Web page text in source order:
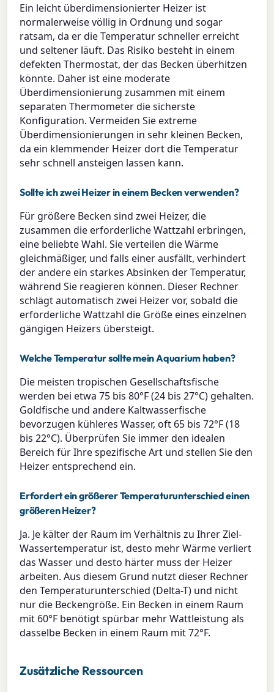
Ein leicht überdimensionierter Heizer ist
normalerweise völlig in Ordnung und sogar
ratsam, da er die Temperatur schneller erreicht
und seltener läuft. Das Risiko besteht in einem
defekten Thermostat, der das Becken überhitzen
könnte. Daher ist eine moderate
Überdimensionierung zusammen mit einem
separaten Thermometer die sicherste
Konfiguration. Vermeiden Sie extreme
Überdimensionierungen in sehr kleinen Becken,
da ein klemmender Heizer dort die Temperatur
sehr schnell ansteigen lassen kann.
Sollte ich zwei Heizer in einem Becken verwenden?
Für größere Becken sind zwei Heizer, die
zusammen die erforderliche Wattzahl erbringen,
eine beliebte Wahl. Sie verteilen die Wärme
gleichmäßiger, und falls einer ausfällt, verhindert
der andere ein starkes Absinken der Temperatur,
während Sie reagieren können. Dieser Rechner
schlägt automatisch zwei Heizer vor, sobald die
erforderliche Wattzahl die Größe eines einzelnen
gängigen Heizers übersteigt.
Welche Temperatur sollte mein Aquarium haben?
Die meisten tropischen Gesellschaftsfische
werden bei etwa 75 bis 80°F (24 bis 27°C) gehalten.
Goldfische und andere Kaltwasserfische
bevorzugen kühleres Wasser, oft 65 bis 72°F (18
bis 22°C). Überprüfen Sie immer den idealen
Bereich für Ihre spezifische Art und stellen Sie den
Heizer entsprechend ein.
Erfordert ein größerer Temperaturunterschied einen
größeren Heizer?
Ja. Je kälter der Raum im Verhältnis zu Ihrer Ziel-
Wassertemperatur ist, desto mehr Wärme verliert
das Wasser und desto härter muss der Heizer
arbeiten. Aus diesem Grund nutzt dieser Rechner
den Temperaturunterschied (Delta-T) und nicht
nur die Beckengröße. Ein Becken in einem Raum
mit 60°F benötigt spürbar mehr Wattleistung als
dasselbe Becken in einem Raum mit 72°F.
Zusätzliche Ressourcen